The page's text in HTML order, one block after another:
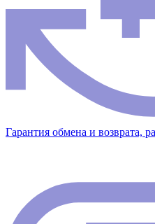
Гарантия обмена и возврата,